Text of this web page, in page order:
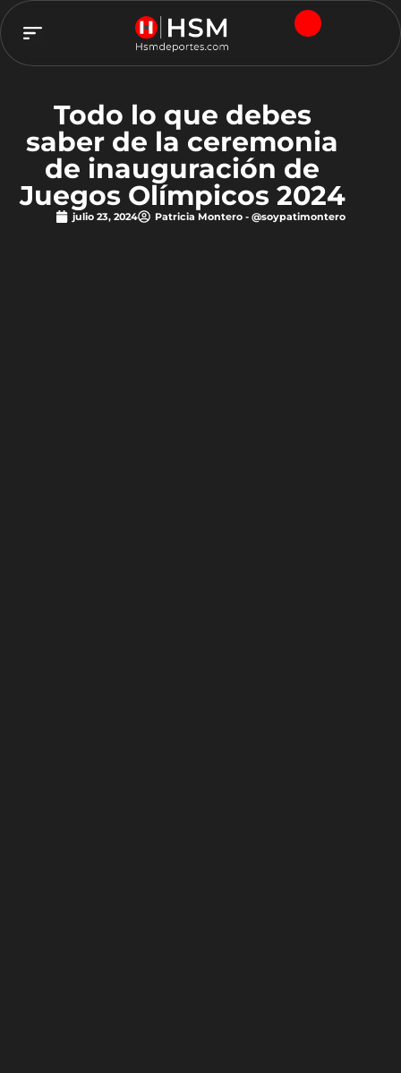
Todo lo que debes
saber de la ceremonia
de inauguración de
Juegos Olímpicos 2024
julio 23, 2024 Patricia Montero - @soypatimontero